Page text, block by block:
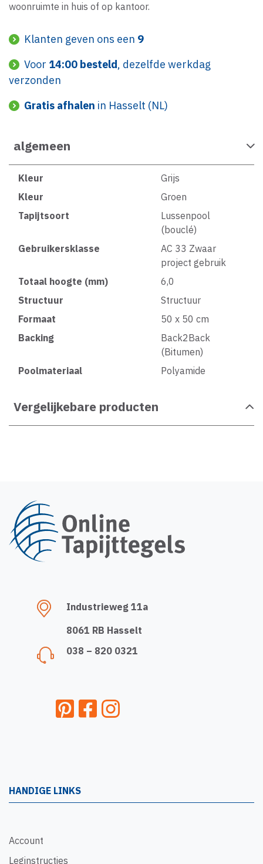
woonruimte in huis of op kantoor.
Klanten geven ons een 9
Voor 14:00 besteld, dezelfde werkdag
verzonden
Gratis afhalen in Hasselt (NL)
algemeen
Kleur
Grijs
Kleur
Groen
Tapijtsoort
Lussenpool
(bouclé)
Gebruikersklasse
AC 33 Zwaar
project gebruik
Totaal hoogte (mm)
6,0
Structuur
Structuur
Formaat
50 x 50 cm
Backing
Back2Back
(Bitumen)
Poolmateriaal
Polyamide
Vergelijkebare producten
Industrieweg 11a
8061 RB Hasselt
038 – 820 0321
HANDIGE LINKS
Account
Leginstructies